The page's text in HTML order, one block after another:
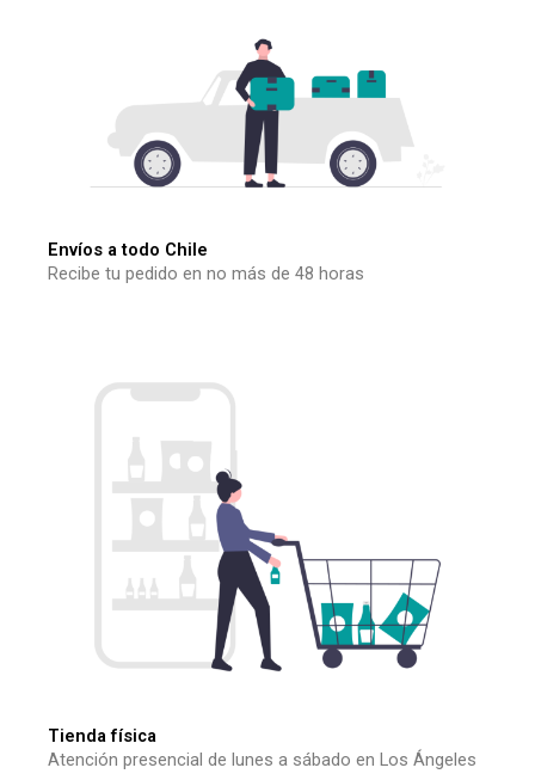
Envíos a todo Chile
Recibe tu pedido en no más de 48 horas
Tienda física
Atención presencial de lunes a sábado en Los Ángeles